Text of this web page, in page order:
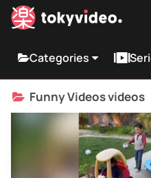
Categories
Funny Videos videos